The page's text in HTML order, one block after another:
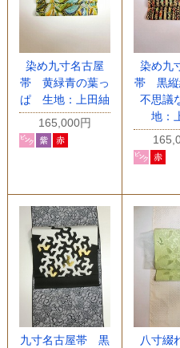
染め九寸名古屋
帯 黄緑青の葉っ
ぱ 生地：上田紬
165,000円
染め九
帯 黒縦
不思議
地：
九寸名古屋帯 黒
八寸綴